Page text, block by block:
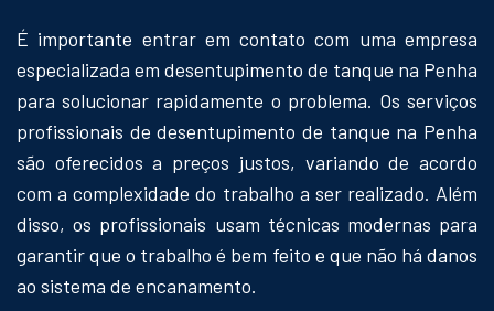
É importante entrar em contato com uma empresa
especializada em desentupimento de tanque na Penha
para solucionar rapidamente o problema. Os serviços
profissionais de desentupimento de tanque na Penha
são oferecidos a preços justos, variando de acordo
com a complexidade do trabalho a ser realizado. Além
disso, os profissionais usam técnicas modernas para
garantir que o trabalho é bem feito e que não há danos
ao sistema de encanamento.